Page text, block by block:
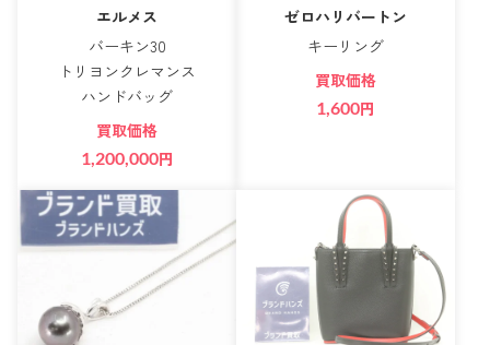
エルメス
バーキン30
トリヨンクレマンス
ハンドバッグ
買取価格
1,200,000円
ゼロハリバートン
キーリング
買取価格
1,600円